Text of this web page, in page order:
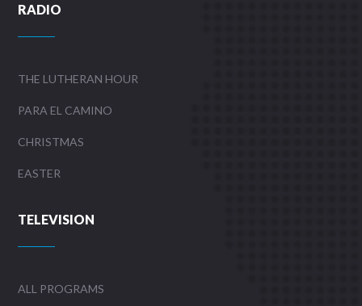
RADIO
THE LUTHERAN HOUR
PARA EL CAMINO
CHRISTMAS
EASTER
TELEVISION
ALL PROGRAMS